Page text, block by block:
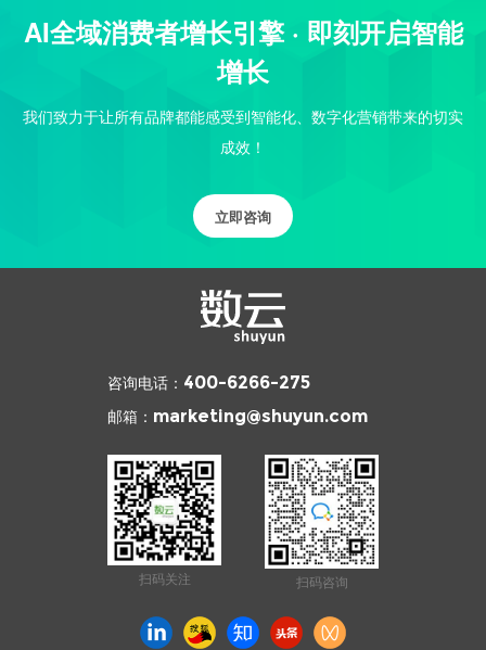
AI全域消费者增长引擎 · 即刻开启智能
增长
我们致力于让所有品牌都能感受到智能化、数字化营销带来的切实
成效！
立即咨询
咨询电话： 400-6266-275
邮箱： marketing@shuyun.com
扫码关注 扫码咨询